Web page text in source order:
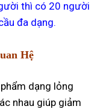
thì có 20 người
đa dạng.
Hệ
dạng lỏng
nhau giúp giảm